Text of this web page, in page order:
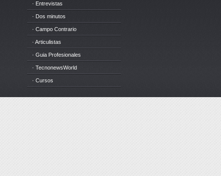
· Entrevistas
· Dos minutos
· Campo Contrario
· Articulistas
· Guia Profesionales
· TecnonewsWorld
· Cursos